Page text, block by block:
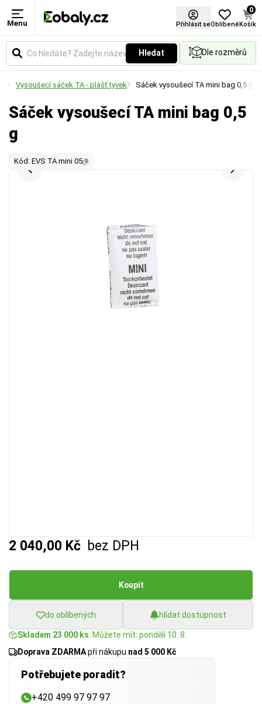
Menu Přihlásit seOblíbené
0
Košík
Hledat Dle rozměrů
Vysoušecí sáček TA - plášť tyvek Sáček vysoušecí TA mini bag 0,5 g
Sáček vysoušecí TA mini bag 0,5
g
Kód: EVS TA mini 05
2 040,00 Kč bez DPH
Koupit
do oblíbených hlídat dostupnost
Skladem 23 000 ks. Můžete mít: pondělí 10. 8.
Doprava ZDARMApři nákupu nad 5 000 Kč
Potřebujete poradit?
+420 499 97 97 97